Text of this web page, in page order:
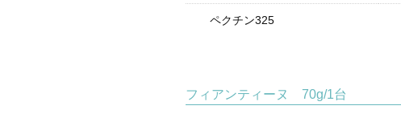
ペクチン325
フィアンティーヌ 70g/1台